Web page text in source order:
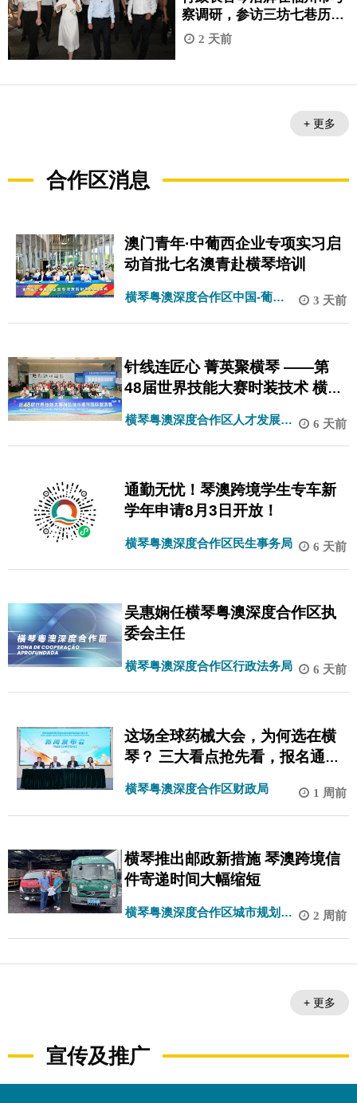
察调研，参访三坊七巷历史
文化街区，借鉴有关都市更
新、保护及活化文物的成功
2 天前
+ 更多
合作区消息
澳门青年·中葡西企业专项实习启
动首批七名澳青赴横琴培训
横琴粤澳深度合作区中国-葡语
3 天前
针线连匠心 菁英聚横琴 ——第
48届世界技能大赛时装技术 横琴
横琴粤澳深度合作区人才发展和
6 天前
通勤无忧！琴澳跨境学生专车新
学年申请8月3日开放！
横琴粤澳深度合作区民生事务局 6 天前
吴惠娴任横琴粤澳深度合作区执
委会主任
横琴粤澳深度合作区行政法务局 6 天前
这场全球药械大会，为何选在横
琴？ 三大看点抢先看，报名通道
横琴粤澳深度合作区财政局 1 周前
横琴推出邮政新措施 琴澳跨境信
件寄递时间大幅缩短
横琴粤澳深度合作区城市规划和
2 周前
+ 更多
宣传及推广